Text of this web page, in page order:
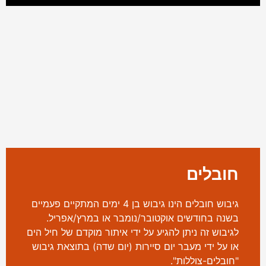
חובלים
גיבוש חובלים הינו גיבוש בן 4 ימים המתקיים פעמיים
בשנה בחודשים אוקטובר/נומבר או במרץ/אפריל.
לגיבוש זה ניתן להגיע על ידי איתור מוקדם של חיל הים
או על ידי מעבר יום סיירות (יום שדה) בתוצאת גיבוש
"חובלים-צוללות".